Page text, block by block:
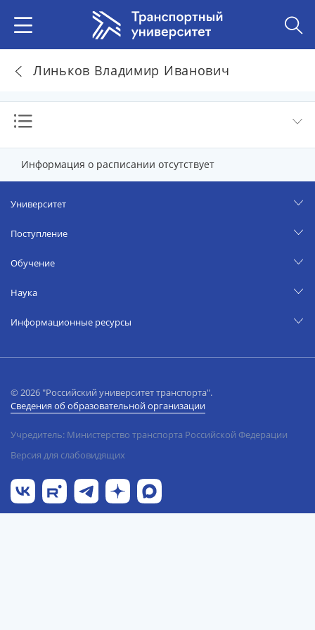
Линьков Владимир Иванович
Информация о расписании отсутствует
Университет
Поступление
Обучение
Наука
Информационные ресурсы
© 2026 "Российский университет транспорта".
Сведения об образовательной организации
Учредитель: Министерство транспорта Российской Федерации
Версия для слабовидящих